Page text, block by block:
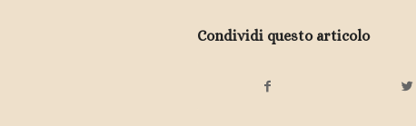
Condividi questo articolo